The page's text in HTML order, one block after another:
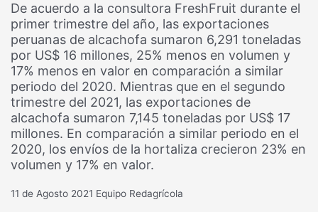
De acuerdo a la consultora FreshFruit durante el
primer trimestre del año, las exportaciones
peruanas de alcachofa sumaron 6,291 toneladas
por US$ 16 millones, 25% menos en volumen y
17% menos en valor en comparación a similar
periodo del 2020. Mientras que en el segundo
trimestre del 2021, las exportaciones de
alcachofa sumaron 7,145 toneladas por US$ 17
millones. En comparación a similar periodo en el
2020, los envíos de la hortaliza crecieron 23% en
volumen y 17% en valor.
11 de Agosto 2021 Equipo Redagrícola